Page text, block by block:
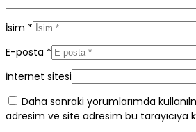
İsim *
E-posta *
İnternet sitesi
Daha sonraki yorumlarımda
adresim ve site adresim bu tarayıcıya